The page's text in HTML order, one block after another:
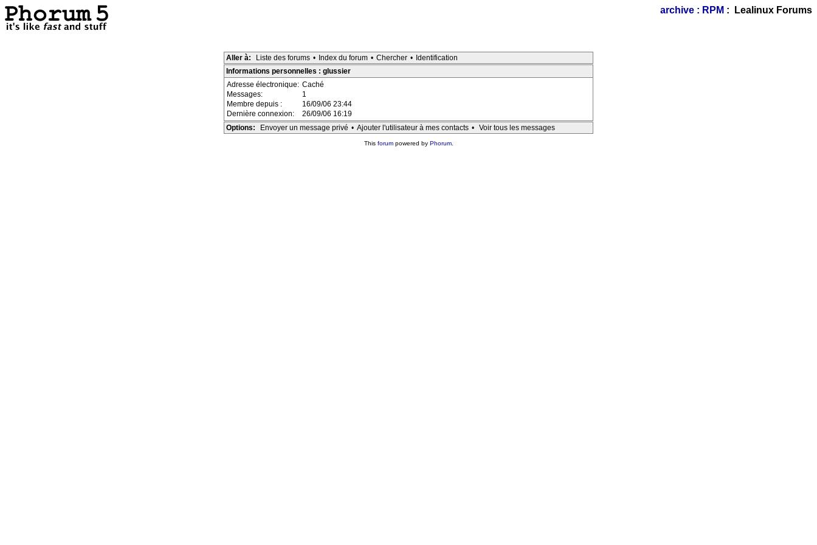
archive : RPM : Lealinux Forums
Aller à: Liste des forums • Index du forum • Chercher • Identification
Informations personnelles : glussier
Adresse électronique: Caché
Messages:
1
Membre depuis :
16/09/06 23:44
Dernière connexion:
26/09/06 16:19
Options:
Envoyer un message privé • Ajouter l'utilisateur à mes contacts • Voir tous les messages
This forumpowered by Phorum.